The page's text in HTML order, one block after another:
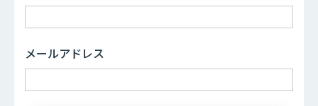
メールアドレス